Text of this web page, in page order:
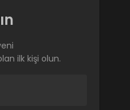
ilk kişi olun.